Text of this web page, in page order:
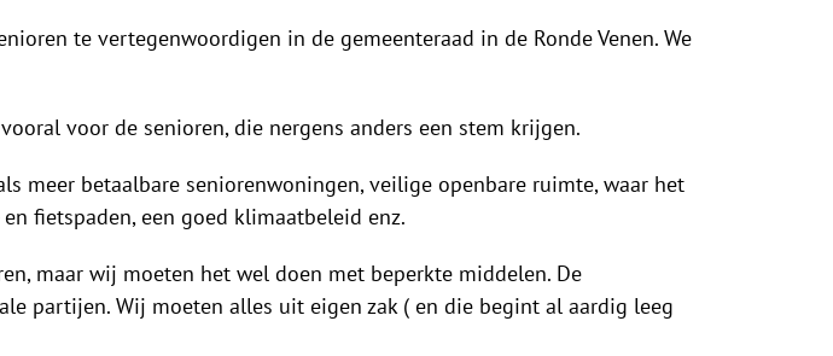
te vertegenwoordigen in de gemeenteraad in de Ronde Venen. We
voor de senioren, die nergens anders een stem krijgen.
meer betaalbare seniorenwoningen, veilige openbare ruimte, waar het
fietspaden, een goed klimaatbeleid enz.
maar wij moeten het wel doen met beperkte middelen. De
partijen. Wij moeten alles uit eigen zak ( en die begint al aardig leeg